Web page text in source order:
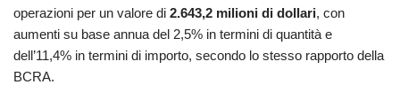
operazioni per un valore di 2.643,2 milioni di dollari, con
aumenti su base annua del 2,5% in termini di quantità e
dell’11,4% in termini di importo, secondo lo stesso rapporto della
BCRA.